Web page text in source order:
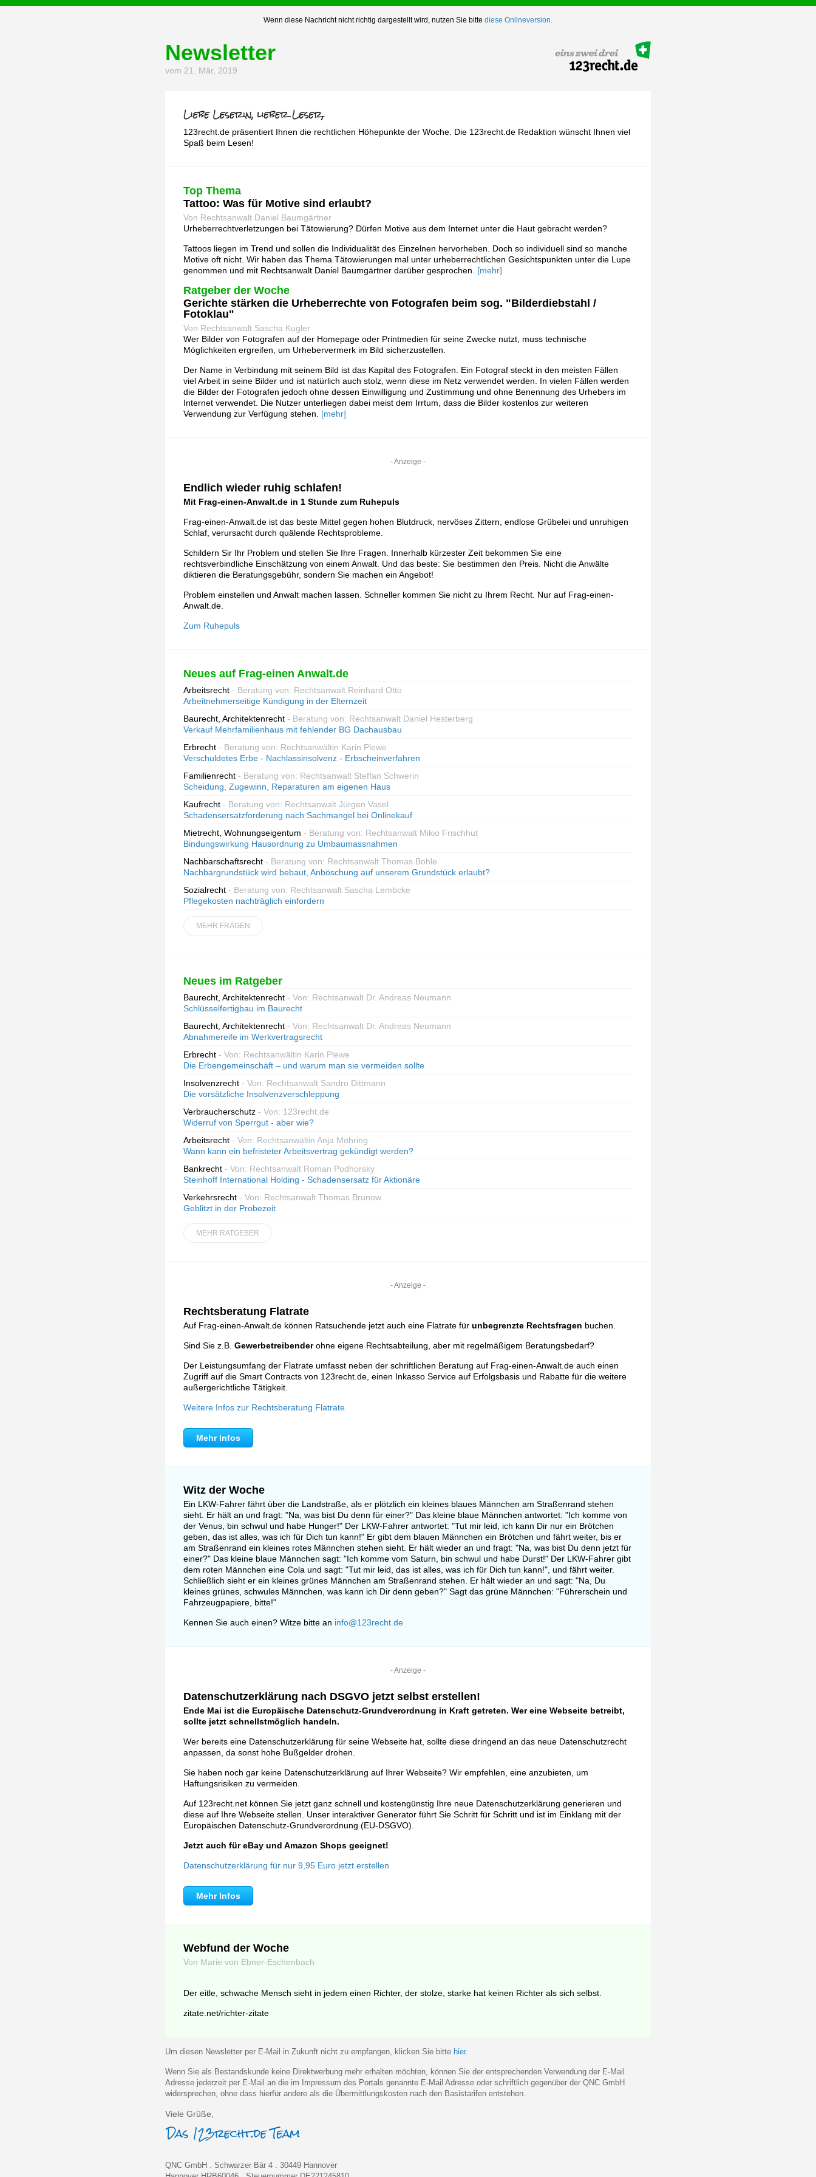
Wenn diese Nachricht nicht richtig dargestellt wird, nutzen Sie bitte diese Onlineversion.
Newsletter
vom 21. Mär, 2019
123recht.de präsentiert Ihnen die rechtlichen Höhepunkte der Woche. Die 123recht.de Redaktion wünscht Ihnen viel
Spaß beim Lesen!
Top Thema
Tattoo: Was für Motive sind erlaubt?
Von Rechtsanwalt Daniel Baumgärtner
Urheberrechtverletzungen bei Tätowierung? Dürfen Motive aus dem Internet unter die Haut gebracht werden?
Tattoos liegen im Trend und sollen die Individualität des Einzelnen hervorheben. Doch so individuell sind so manche
Motive oft nicht. Wir haben das Thema Tätowierungen mal unter urheberrechtlichen Gesichtspunkten unter die Lupe
genommen und mit Rechtsanwalt Daniel Baumgärtner darüber gesprochen. [mehr]
Ratgeber der Woche
Gerichte stärken die Urheberrechte von Fotografen beim sog. "Bilderdiebstahl /
Fotoklau"
Von Rechtsanwalt Sascha Kugler
Wer Bilder von Fotografen auf der Homepage oder Printmedien für seine Zwecke nutzt, muss technische
Möglichkeiten ergreifen, um Urhebervermerk im Bild sicherzustellen.
Der Name in Verbindung mit seinem Bild ist das Kapital des Fotografen. Ein Fotograf steckt in den meisten Fällen
viel Arbeit in seine Bilder und ist natürlich auch stolz, wenn diese im Netz verwendet werden. In vielen Fällen werden
die Bilder der Fotografen jedoch ohne dessen Einwilligung und Zustimmung und ohne Benennung des Urhebers im
Internet verwendet. Die Nutzer unterliegen dabei meist dem Irrtum, dass die Bilder kostenlos zur weiteren
Verwendung zur Verfügung stehen. [mehr]
- Anzeige -
Endlich wieder ruhig schlafen!
Mit Frag-einen-Anwalt.de in 1 Stunde zum Ruhepuls
Frag-einen-Anwalt.de ist das beste Mittel gegen hohen Blutdruck, nervöses Zittern, endlose Grübelei und unruhigen
Schlaf, verursacht durch quälende Rechtsprobleme.
Schildern Sir Ihr Problem und stellen Sie Ihre Fragen. Innerhalb kürzester Zeit bekommen Sie eine
rechtsverbindliche Einschätzung von einem Anwalt. Und das beste: Sie bestimmen den Preis. Nicht die Anwälte
diktieren die Beratungsgebühr, sondern Sie machen ein Angebot!
Problem einstellen und Anwalt machen lassen. Schneller kommen Sie nicht zu Ihrem Recht. Nur auf Frag-einen-
Anwalt.de.
Zum Ruhepuls
Neues auf Frag-einen Anwalt.de
Arbeitsrecht - Beratung von: Rechtsanwalt Reinhard Otto
Arbeitnehmerseitige Kündigung in der Elternzeit
Baurecht, Architektenrecht - Beratung von: Rechtsanwalt Daniel Hesterberg
Verkauf Mehrfamilienhaus mit fehlender BG Dachausbau
Erbrecht - Beratung von: Rechtsanwältin Karin Plewe
Verschuldetes Erbe - Nachlassinsolvenz - Erbscheinverfahren
Familienrecht - Beratung von: Rechtsanwalt Steffan Schwerin
Scheidung, Zugewinn, Reparaturen am eigenen Haus
Kaufrecht - Beratung von: Rechtsanwalt Jürgen Vasel
Schadensersatzforderung nach Sachmangel bei Onlinekauf
Mietrecht, Wohnungseigentum - Beratung von: Rechtsanwalt Mikio Frischhut
Bindungswirkung Hausordnung zu Umbaumassnahmen
Nachbarschaftsrecht - Beratung von: Rechtsanwalt Thomas Bohle
Nachbargrundstück wird bebaut, Anböschung auf unserem Grundstück erlaubt?
Sozialrecht - Beratung von: Rechtsanwalt Sascha Lembcke
Pflegekosten nachträglich einfordern
MEHR FRAGEN
Neues im Ratgeber
Baurecht, Architektenrecht - Von: Rechtsanwalt Dr. Andreas Neumann
Schlüsselfertigbau im Baurecht
Baurecht, Architektenrecht - Von: Rechtsanwalt Dr. Andreas Neumann
Abnahmereife im Werkvertragsrecht
Erbrecht - Von: Rechtsanwältin Karin Plewe
Die Erbengemeinschaft – und warum man sie vermeiden sollte
Insolvenzrecht - Von: Rechtsanwalt Sandro Dittmann
Die vorsätzliche Insolvenzverschleppung
Verbraucherschutz - Von: 123recht.de
Widerruf von Sperrgut - aber wie?
Arbeitsrecht - Von: Rechtsanwältin Anja Möhring
Wann kann ein befristeter Arbeitsvertrag gekündigt werden?
Bankrecht - Von: Rechtsanwalt Roman Podhorsky
Steinhoff International Holding - Schadensersatz für Aktionäre
Verkehrsrecht - Von: Rechtsanwalt Thomas Brunow
Geblitzt in der Probezeit
MEHR RATGEBER
- Anzeige -
Rechtsberatung Flatrate
Auf Frag-einen-Anwalt.de können Ratsuchende jetzt auch eine Flatrate für unbegrenzte Rechtsfragen buchen.
Sind Sie z.B. Gewerbetreibenderohne eigene Rechtsabteilung, aber mit regelmäßigem Beratungsbedarf?
Der Leistungsumfang der Flatrate umfasst neben der schriftlichen Beratung auf Frag-einen-Anwalt.de auch einen
Zugriff auf die Smart Contracts von 123recht.de, einen Inkasso Service auf Erfolgsbasis und Rabatte für die weitere
außergerichtliche Tätigkeit.
Weitere Infos zur Rechtsberatung Flatrate
Mehr Infos
Witz der Woche
Ein LKW-Fahrer fährt über die Landstraße, als er plötzlich ein kleines blaues Männchen am Straßenrand stehen
sieht. Er hält an und fragt: "Na, was bist Du denn für einer?" Das kleine blaue Männchen antwortet: "Ich komme von
der Venus, bin schwul und habe Hunger!" Der LKW-Fahrer antwortet: "Tut mir leid, ich kann Dir nur ein Brötchen
geben, das ist alles, was ich für Dich tun kann!" Er gibt dem blauen Männchen ein Brötchen und fährt weiter, bis er
am Straßenrand ein kleines rotes Männchen stehen sieht. Er hält wieder an und fragt: "Na, was bist Du denn jetzt für
einer?" Das kleine blaue Männchen sagt: "Ich komme vom Saturn, bin schwul und habe Durst!" Der LKW-Fahrer gibt
dem roten Männchen eine Cola und sagt: "Tut mir leid, das ist alles, was ich für Dich tun kann!", und fährt weiter.
Schließlich sieht er ein kleines grünes Männchen am Straßenrand stehen. Er hält wieder an und sagt: "Na, Du
kleines grünes, schwules Männchen, was kann ich Dir denn geben?" Sagt das grüne Männchen: "Führerschein und
Fahrzeugpapiere, bitte!"
Kennen Sie auch einen? Witze bitte an info@123recht.de
- Anzeige -
Datenschutzerklärung nach DSGVO jetzt selbst erstellen!
Ende Mai ist die Europäische Datenschutz-Grundverordnung in Kraft getreten. Wer eine Webseite betreibt,
sollte jetzt schnellstmöglich handeln.
Wer bereits eine Datenschutzerklärung für seine Webseite hat, sollte diese dringend an das neue Datenschutzrecht
anpassen, da sonst hohe Bußgelder drohen.
Sie haben noch gar keine Datenschutzerklärung auf Ihrer Webseite? Wir empfehlen, eine anzubieten, um
Haftungsrisiken zu vermeiden.
Auf 123recht.net können Sie jetzt ganz schnell und kostengünstig Ihre neue Datenschutzerklärung generieren und
diese auf Ihre Webseite stellen. Unser interaktiver Generator führt Sie Schritt für Schritt und ist im Einklang mit der
Europäischen Datenschutz-Grundverordnung (EU-DSGVO).
Jetzt auch für eBay und Amazon Shops geeignet!
Datenschutzerklärung für nur 9,95 Euro jetzt erstellen
Mehr Infos
Webfund der Woche
Von Marie von Ebner-Eschenbach
Der eitle, schwache Mensch sieht in jedem einen Richter, der stolze, starke hat keinen Richter als sich selbst.
zitate.net/richter-zitate
Um diesen Newsletter per E-Mail in Zukunft nicht zu empfangen, klicken Sie bitte hier.
Wenn Sie als Bestandskunde keine Direktwerbung mehr erhalten möchten, können Sie der entsprechenden Verwendung der E-Mail
Adresse jederzeit per E-Mail an die im Impressum des Portals genannte E-Mail Adresse oder schriftlich gegenüber der QNC GmbH
widersprechen, ohne dass hierfür andere als die Übermittlungskosten nach den Basistarifen entstehen.
Viele Grüße,
QNC GmbH . Schwarzer Bär 4 . 30449 Hannover